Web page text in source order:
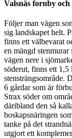
Valsnäs fornby
Följer man vägen
sig landskapet helt.
finns ett välbevarat
en mängd
vägen nere i
söderut, finns ett 1,5
stensträngsområde.
6 gårdar som är
Strax söder om
däribland den så
boskapsnäringen
tanke på det
utgjort ett